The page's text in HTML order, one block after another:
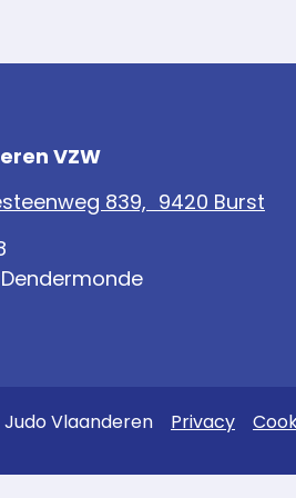
VZW
839, 9420 Burst
Vlaanderen Privacy